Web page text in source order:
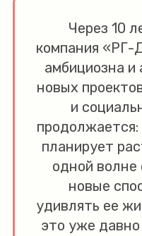
Через 10
компания «РГ-
амбициозна и
новых
и
планирует
одной волне
новые
удивлять ее
это уже